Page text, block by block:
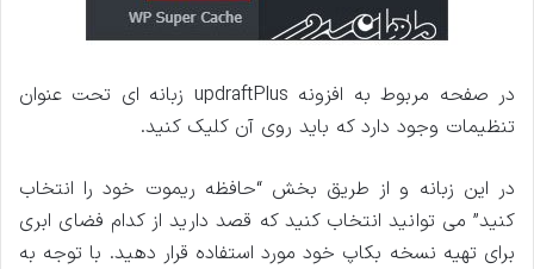
در صفحه مربوط به افزونه updraftPlus زبانه ای تحت عنوان
تنظیمات وجود دارد که باید روی آن کلیک کنید.
در این زبانه و از طریق بخش “حافظه ریموت خود را انتخاب
کنید” می توانید انتخاب کنید که قصد دارید از کدام فضای ابری
برای تهیه نسخه بکاپ خود مورد استفاده قرار دهید. با توجه به